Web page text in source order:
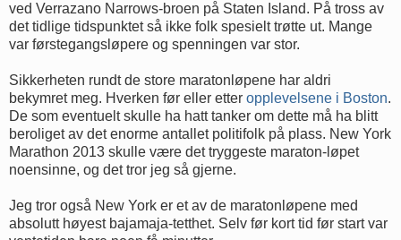
ved Verrazano Narrows-broen på Staten Island. På tross av
det tidlige tidspunktet så ikke folk spesielt trøtte ut. Mange
var førstegangsløpere og spenningen var stor.
Sikkerheten rundt de store maratonløpene har aldri
bekymret meg. Hverken før eller etter opplevelsene i Boston.
De som eventuelt skulle ha hatt tanker om dette må ha blitt
beroliget av det enorme antallet politifolk på plass. New York
Marathon 2013 skulle være det tryggeste maraton-løpet
noensinne, og det tror jeg så gjerne.
Jeg tror også New York er et av de maratonløpene med
absolutt høyest bajamaja-tetthet. Selv før kort tid før start var